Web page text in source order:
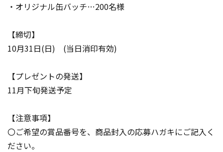
・オリジナル缶バッチ…200名様
【締切】
10月31日(日) (当日消印有効)
【プレゼントの発送】
11月下旬発送予定
【注意事項】
〇ご希望の賞品番号を、商品封入の応募ハガキにご記入く
ださい。